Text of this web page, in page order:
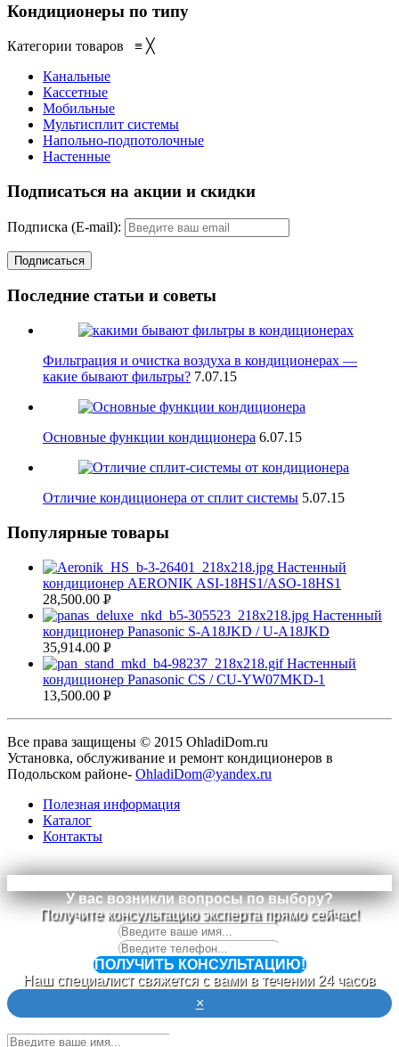
Кондиционеры по типу
Категории товаров ≡ ╳
Канальные
Кассетные
Мобильные
Мультисплит системы
Напольно-подпотолочные
Настенные
Подписаться на акции и скидки
Подписка (E-mail):
Последние статьи и советы
Фильтрация и очистка воздуха в кондиционерах —
какие бывают фильтры? 7.07.15
Основные функции кондиционера 6.07.15
Отличие кондиционера от сплит системы 5.07.15
Популярные товары
Настенный
кондиционер AERONIK ASI-18HS1/ASO-18HS1
28,500.00 Р
УБ.
Настенный
кондиционер Panasonic S-A18JKD / U-A18JKD
35,914.00 Р
УБ.
Настенный
кондиционер Panasonic CS / CU-YW07MKD-1
13,500.00 Р
Все права защищены © 2015 OhladiDom.ru
Установка, обслуживание и ремонт кондиционеров в
Подольском районе- OhladiDom@yandex.ru
Полезная информация
Каталог
Контакты
У вас возникли вопросы по выбору?
Получите консультацию эксперта прямо сейчас!
ПОЛУЧИТЬ КОНСУЛЬТАЦИЮ!
Наш специалист свяжется с вами в течении 24 часов
×